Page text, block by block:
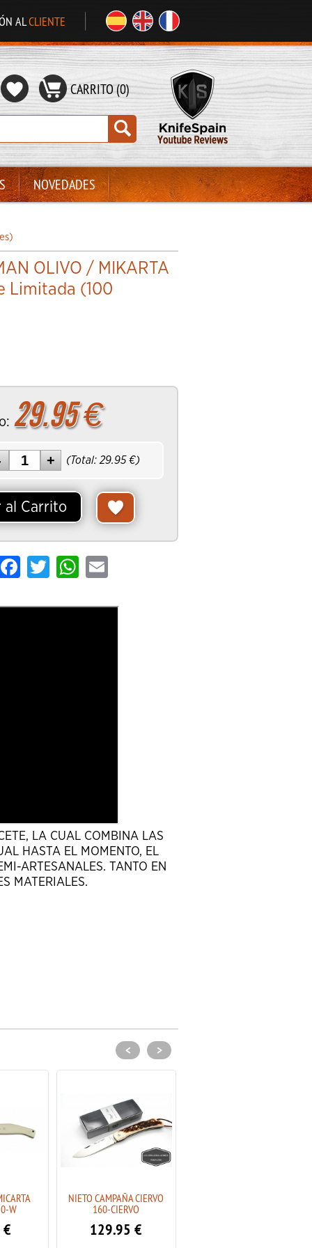
ALCLIENTE
CARRITO (0)
NOVEDADES
OLIVO / MIKARTA
Limitada (100
29.95€
(Total:29.95€)
al Carrito
FacebookTwitter WhatsApp
LA CUAL COMBINA LAS
HASTA EL MOMENTO, EL
ARTESANALES. TANTO EN
MATERIALES.
W
€
NIETO CAMPAÑA CIERVO
160-CIERVO
129.95 €
< >